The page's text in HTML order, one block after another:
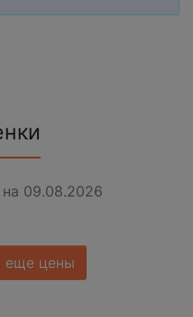
09.08.2026
еще цены